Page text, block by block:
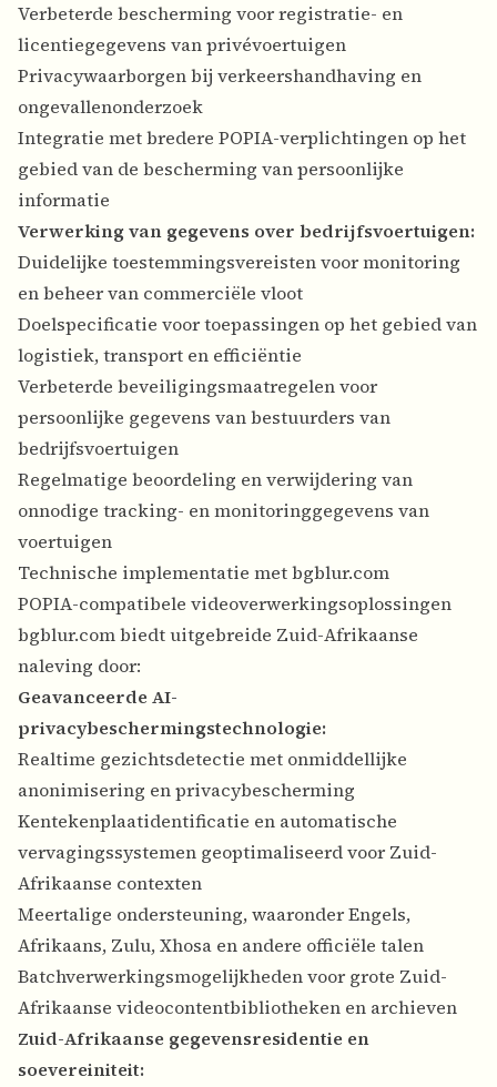
Verbeterde bescherming voor registratie- en
licentiegegevens van privévoertuigen
Privacywaarborgen bij verkeershandhaving en
ongevallenonderzoek
Integratie met bredere POPIA-verplichtingen op het
gebied van de bescherming van persoonlijke
informatie
Verwerking van gegevens over bedrijfsvoertuigen:
Duidelijke toestemmingsvereisten voor monitoring
en beheer van commerciële vloot
Doelspecificatie voor toepassingen op het gebied van
logistiek, transport en efficiëntie
Verbeterde beveiligingsmaatregelen voor
persoonlijke gegevens van bestuurders van
bedrijfsvoertuigen
Regelmatige beoordeling en verwijdering van
onnodige tracking- en monitoringgegevens van
voertuigen
Technische implementatie met bgblur.com
POPIA-compatibele videoverwerkingsoplossingen
bgblur.com biedt uitgebreide Zuid-Afrikaanse
naleving door:
Geavanceerde AI-
privacybeschermingstechnologie:
Realtime gezichtsdetectie met onmiddellijke
anonimisering en privacybescherming
Kentekenplaatidentificatie en automatische
vervagingssystemen geoptimaliseerd voor Zuid-
Afrikaanse contexten
Meertalige ondersteuning, waaronder Engels,
Afrikaans, Zulu, Xhosa en andere officiële talen
Batchverwerkingsmogelijkheden voor grote Zuid-
Afrikaanse videocontentbibliotheken en archieven
Zuid-Afrikaanse gegevensresidentie en
soevereiniteit: